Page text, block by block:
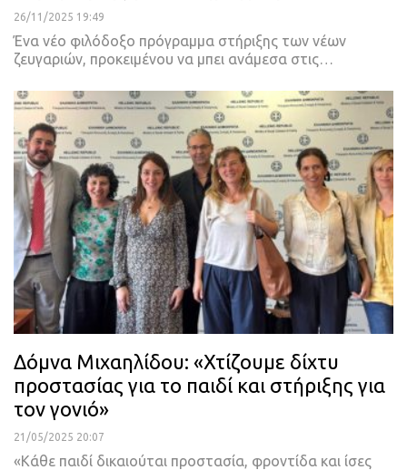
26/11/2025 19:49
Ένα νέο φιλόδοξο πρόγραμμα στήριξης των νέων
ζευγαριών, προκειμένου να μπει ανάμεσα στις…
Δόμνα Μιχαηλίδου: «Χτίζουμε δίχτυ
προστασίας για το παιδί και στήριξης για
τον γονιό»
21/05/2025 20:07
«Κάθε παιδί δικαιούται προστασία, φροντίδα και ίσες